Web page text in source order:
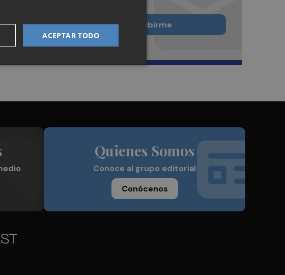
Quiero suscribirme
Quienes Somos
Conoce al grupo editorial
Conócenos
ACEPTAR TODO